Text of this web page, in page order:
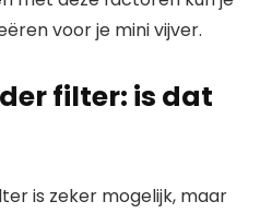
voor je mini vijver.
filter: is dat
is zeker mogelijk, maar